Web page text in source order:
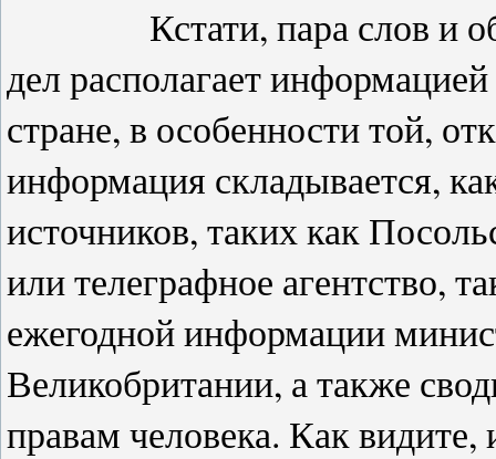
Кстати, пара слов и об
дел располагает
стране, в особенности той,
информация складывается,
источников, таких как
или телеграфное агентство,
ежегодной информации
Великобритании, а также
правам человека. Как